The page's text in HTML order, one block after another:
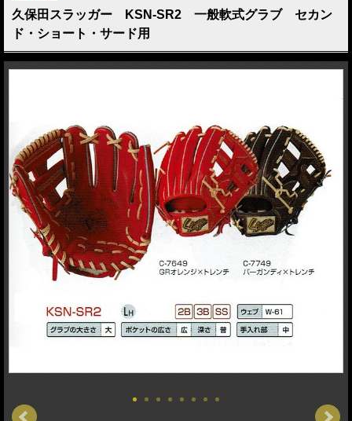
久保田スラッガー KSN-SR2 一般軟式グラブ セカン
ド・ショート・サード用